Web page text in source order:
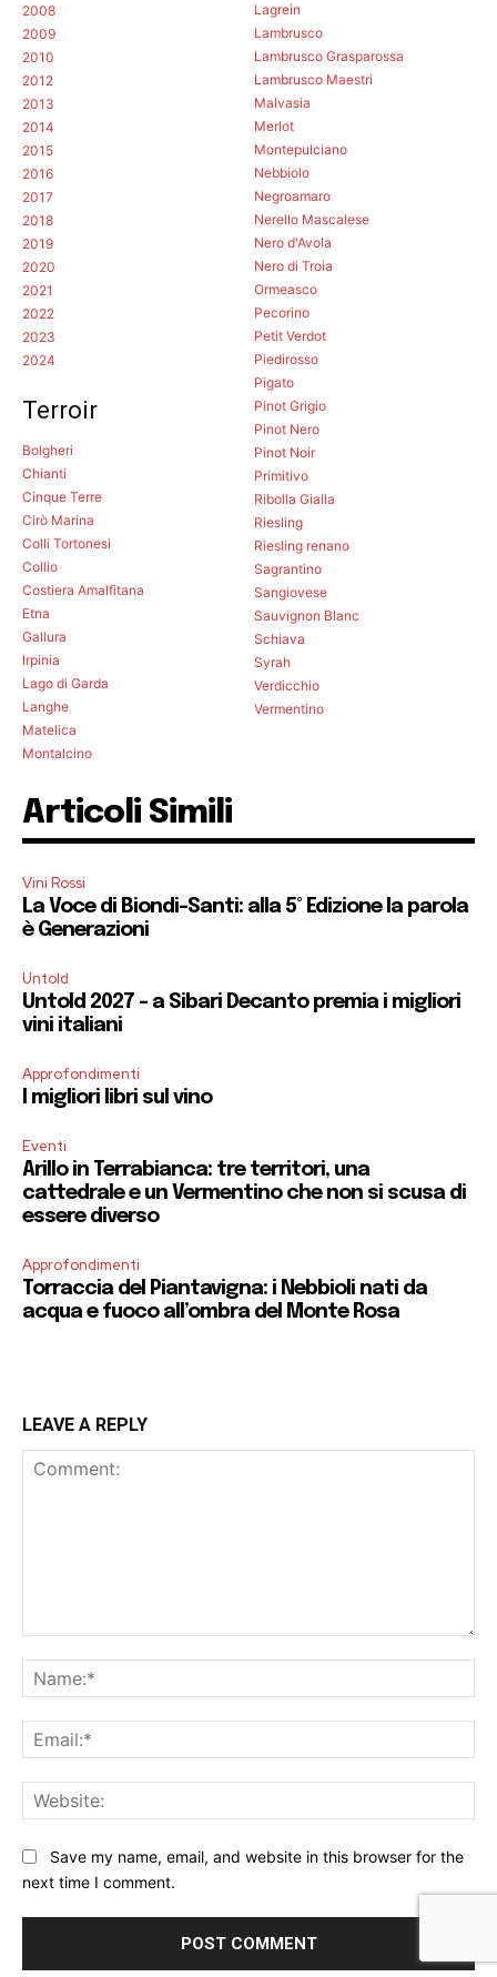
2008
2009
2010
2012
2013
2014
2015
2016
2017
2018
2019
2020
2021
2022
2023
2024
Terroir
Bolgheri
Chianti
Cinque Terre
Cirò Marina
Colli Tortonesi
Collio
Costiera Amalfitana
Etna
Gallura
Irpinia
Lago di Garda
Langhe
Matelica
Montalcino
Lagrein
Lambrusco
Lambrusco Grasparossa
Lambrusco Maestri
Malvasia
Merlot
Montepulciano
Nebbiolo
Negroamaro
Nerello Mascalese
Nero d'Avola
Nero di Troia
Ormeasco
Pecorino
Petit Verdot
Piedirosso
Pigato
Pinot Grigio
Pinot Nero
Pinot Noir
Primitivo
Ribolla Gialla
Riesling
Riesling renano
Sagrantino
Sangiovese
Sauvignon Blanc
Schiava
Syrah
Verdicchio
Vermentino
Articoli Simili
Vini Rossi
La Voce di Biondi-Santi: alla 5° Edizione la parola
è Generazioni
Untold
Untold 2027 – a Sibari Decanto premia i migliori
vini italiani
Approfondimenti
I migliori libri sul vino
Eventi
Arillo in Terrabianca: tre territori, una
cattedrale e un Vermentino che non si scusa di
essere diverso
Approfondimenti
Torraccia del Piantavigna: i Nebbioli nati da
acqua e fuoco all’ombra del Monte Rosa
LEAVE A REPLY
Save my name, email, and website in this browser for the
next time I comment.